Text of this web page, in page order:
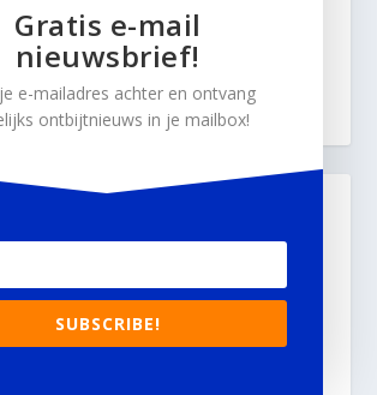
Gratis e-mail
nieuwsbrief!
e-mailadres achter en ontvang
ontbijtnieuws in je mailbox!
SUBSCRIBE!